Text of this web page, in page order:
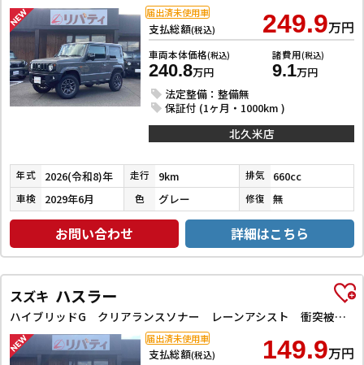
支払総額(税込) 249.9万円
車両本体価格(税込)
240.8万円
諸費用(税込)
9.1万円
法定整備：整備無
保証付 (1ヶ月・1000km )
届出済未使用車
北久米店
年式 2026(令和8)年 走行 9km 排気 660cc
車検 2029年6月 色 グレー 修復 無
お問い合わせ 詳細はこちら
スズキ ハスラー
ハイブリッドG クリアランスソナー レーンアシスト 衝突被害軽減システム オートライト スマートキー アイドリングストップ 電動格納ミラー シートヒーター CVT ESC エアコン パワーウィンドウ
支払総額(税込) 149.9万円
届出済未使用車